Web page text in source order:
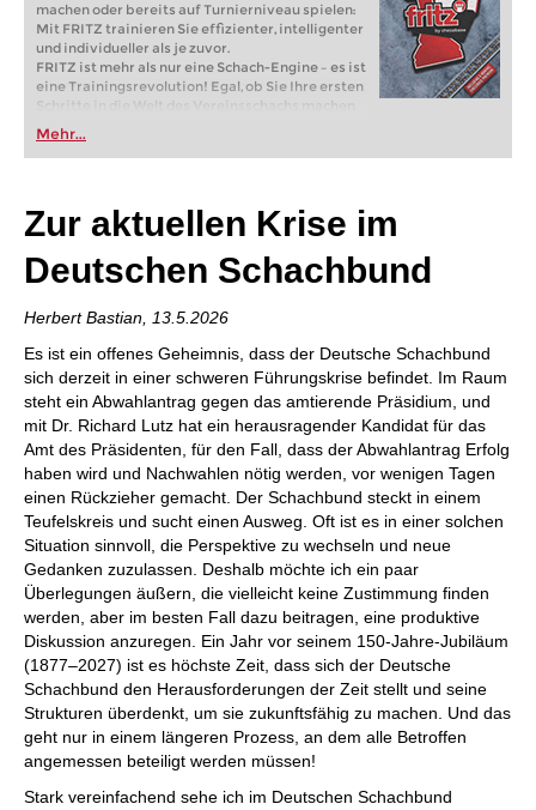
machen oder bereits auf Turnierniveau spielen:
Mit FRITZ trainieren Sie effizienter, intelligenter
und individueller als je zuvor.
FRITZ ist mehr als nur eine Schach-Engine – es ist
eine Trainingsrevolution! Egal, ob Sie Ihre ersten
Schritte in die Welt des Vereinsschachs machen
oder bereits auf Turnierniveau spielen: Mit
FRITZ trainieren Sie effizienter, intelligenter und
individueller als je zuvor.
Mehr...
Zur aktuellen Krise im
Deutschen Schachbund
Herbert Bastian, 13.5.2026
Es ist ein offenes Geheimnis, dass der Deutsche Schachbund
sich derzeit in einer schweren Führungskrise befindet. Im Raum
steht ein Abwahlantrag gegen das amtierende Präsidium, und
mit Dr. Richard Lutz hat ein herausragender Kandidat für das
Amt des Präsidenten, für den Fall, dass der Abwahlantrag Erfolg
haben wird und Nachwahlen nötig werden, vor wenigen Tagen
einen Rückzieher gemacht. Der Schachbund steckt in einem
Teufelskreis und sucht einen Ausweg. Oft ist es in einer solchen
Situation sinnvoll, die Perspektive zu wechseln und neue
Gedanken zuzulassen. Deshalb möchte ich ein paar
Überlegungen äußern, die vielleicht keine Zustimmung finden
werden, aber im besten Fall dazu beitragen, eine produktive
Diskussion anzuregen. Ein Jahr vor seinem 150-Jahre-Jubiläum
(1877–2027) ist es höchste Zeit, dass sich der Deutsche
Schachbund den Herausforderungen der Zeit stellt und seine
Strukturen überdenkt, um sie zukunftsfähig zu machen. Und das
geht nur in einem längeren Prozess, an dem alle Betroffen
angemessen beteiligt werden müssen!
Stark vereinfachend sehe ich im Deutschen Schachbund